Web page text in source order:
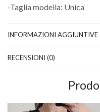
-Taglia modella: Unica
INFORMAZIONI AGGIUNTIVE
RECENSIONI (0)